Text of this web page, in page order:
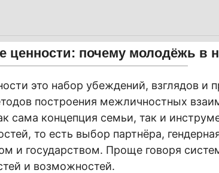
почему молодёжь в
это набор убеждений, взглядов и
построения межличностных
сама концепция семьи, так и
то есть выбор партнёра,
и государством. Проще говоря
и возможностей.